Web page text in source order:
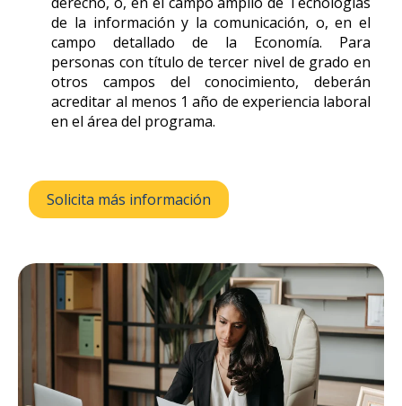
de la información y la comunicación, o, en el
campo detallado de la Economía. Para
personas con título de tercer nivel de grado en
otros campos del conocimiento, deberán
acreditar al menos 1 año de experiencia laboral
en el área del programa.
Solicita más información